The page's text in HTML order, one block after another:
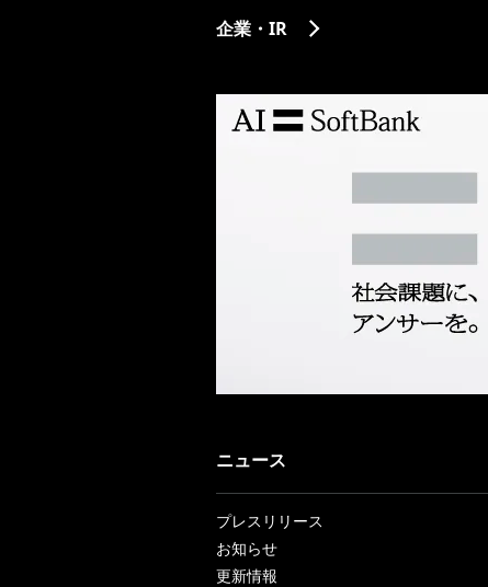
企業・IR
ニュース
プレスリリース
お知らせ
更新情報